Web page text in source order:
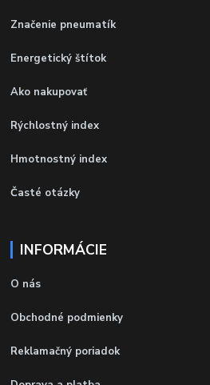
Značenie pneumatík
Energetický štítok
Ako nakupovať
Rýchlostný index
Hmotnostný index
Časté otázky
INFORMÁCIE
O nás
Obchodné podmienky
Reklamačný poriadok